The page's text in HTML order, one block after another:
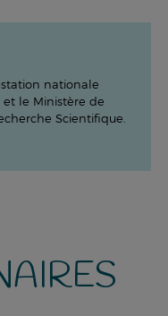
nationale
et le Ministère de
Scientifique.